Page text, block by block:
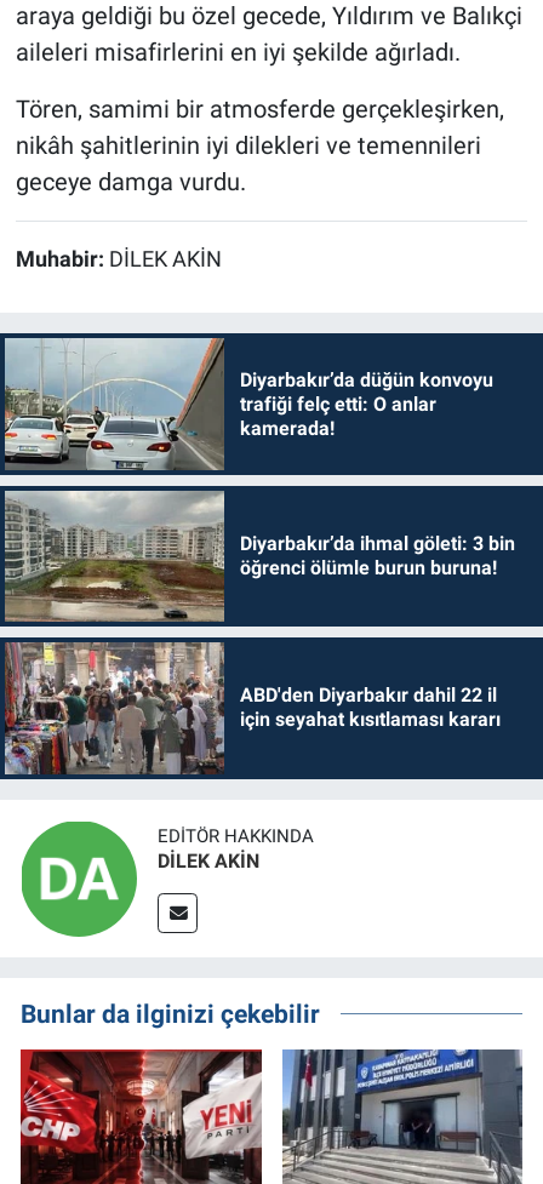
araya geldiği bu özel gecede, Yıldırım ve Balıkçi
aileleri misafirlerini en iyi şekilde ağırladı.
Tören, samimi bir atmosferde gerçekleşirken,
nikâh şahitlerinin iyi dilekleri ve temennileri
geceye damga vurdu.
Muhabir: DİLEK AKİN
Diyarbakır’da düğün konvoyu
trafiği felç etti: O anlar
kamerada!
Diyarbakır’da ihmal göleti: 3 bin
öğrenci ölümle burun buruna!
ABD'den Diyarbakır dahil 22 il
için seyahat kısıtlaması kararı
EDITÖR HAKKINDA
DİLEK AKİN
Bunlar da ilginizi çekebilir